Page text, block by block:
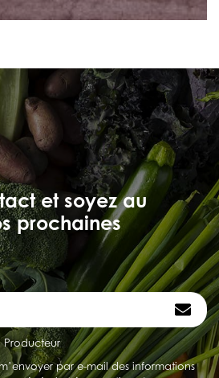
et soyez au
prochaines
Producteur
par e-mail des informations